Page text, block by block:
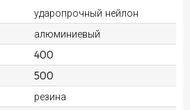
ударопрочный нейлон
алюминиевый
400
500
резина